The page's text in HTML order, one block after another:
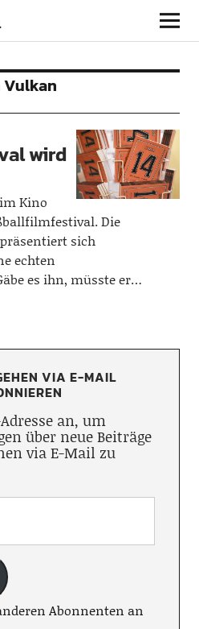
Vulkan
wird
Kino
Die
sich
echten
es ihn, müsste er…
VIA E-MAIL
an, um
über neue Beiträge
via E-Mail zu
Abonnenten an